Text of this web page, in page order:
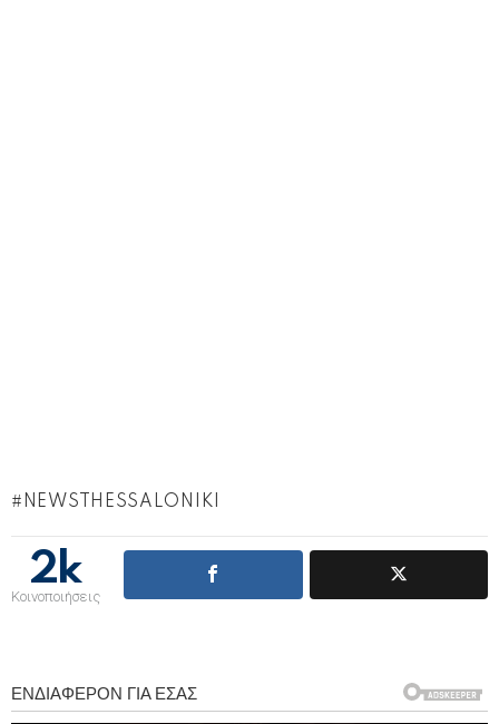
NEWSTHESSALONIKI
2k
Κοινοποιήσεις